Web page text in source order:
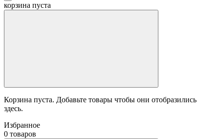
корзина пуста
Корзина пуста. Добавьте товары чтобы они отобразились
здесь.
Избранное
0 товаров